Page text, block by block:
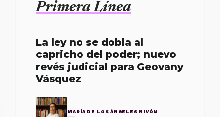
Primera Línea
La ley no se dobla al
capricho del poder; nuevo
revés judicial para Geovany
Vásquez
MARÍA DE LOS ÁNGELES NIVÓN